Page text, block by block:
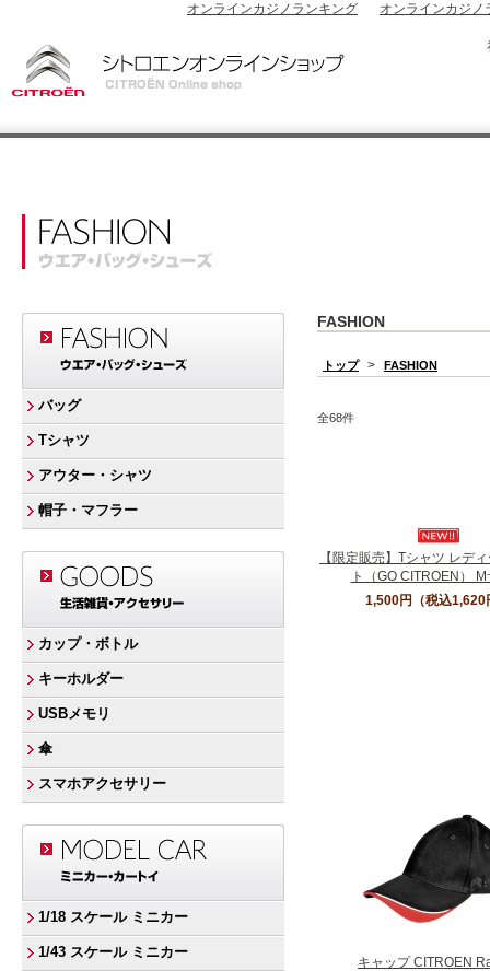
オンラインカジノランキング オンラインカジノ
バッグ
Tシャツ
アウター・シャツ
帽子・マフラー
カップ・ボトル
キーホルダー
USBメモリ
傘
スマホアクセサリー
1/18 スケール ミニカー
1/43 スケール ミニカー
FASHION
トップ > FASHION
全68件
【限定販売】Tシャツ レデ
ト（GO CITROEN）
1,500円
（税込1,620
キャップ CITROEN